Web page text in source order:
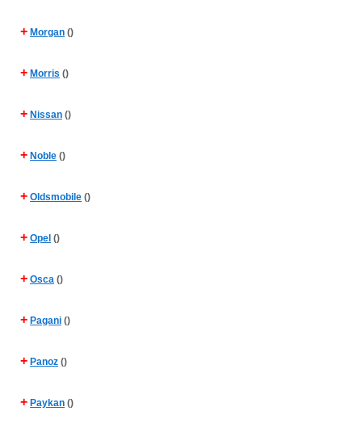
+ Morgan ()
+ Morris ()
+ Nissan ()
+ Noble ()
+ Oldsmobile ()
+ Opel ()
+ Osca ()
+ Pagani ()
+ Panoz ()
+ Paykan ()